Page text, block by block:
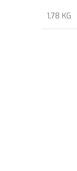
1,78 KG